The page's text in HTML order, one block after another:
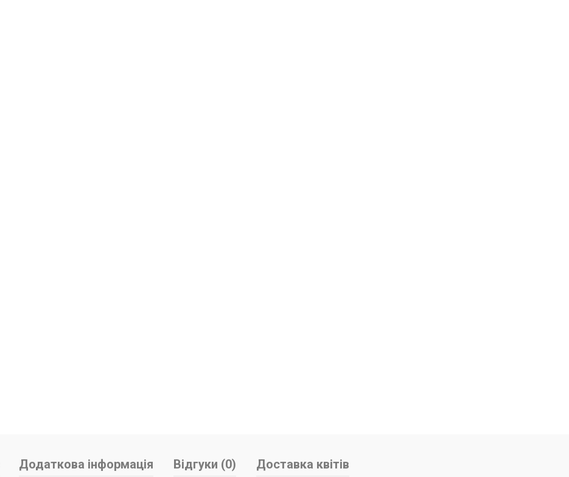
Додаткова інформація Відгуки (0) Доставка квітів